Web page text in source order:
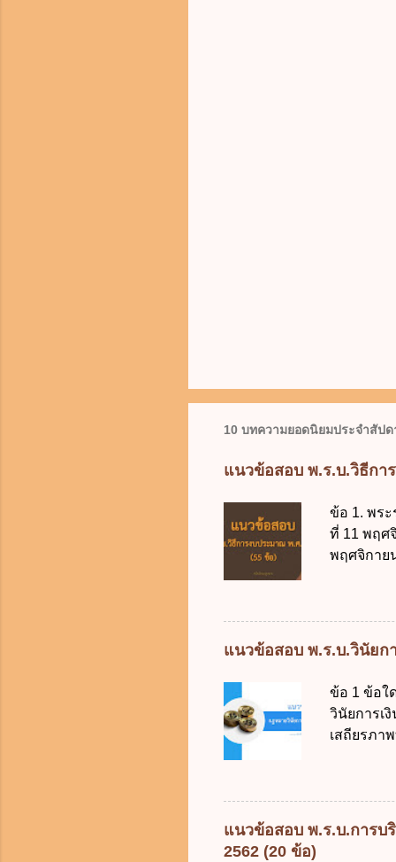
10 บทความยอดนิยมประจำสัปด
แนวข้อสอบ พ.ร.บ.วิธีกา
ข้อ 1. พร
ที่ 11 พฤศ
พฤศจิกาย
วิธีการง
2511 3.
คณะปฏิวั
รัฐมนตรี
2561 2.
2561 3.
การงบป
ใช้จ่ายง
แนวข้อสอบ พ.ร.บ.วินัยก
ข้อ 1 ข้อใ
วินัยการเ
เสถียรภา
เป็นกรอ
ร้อยละ 10
การคลัง
ธรรมเนี
แนวข้อสอบ พ.ร.บ.การบ
2562 (20 ข้อ)